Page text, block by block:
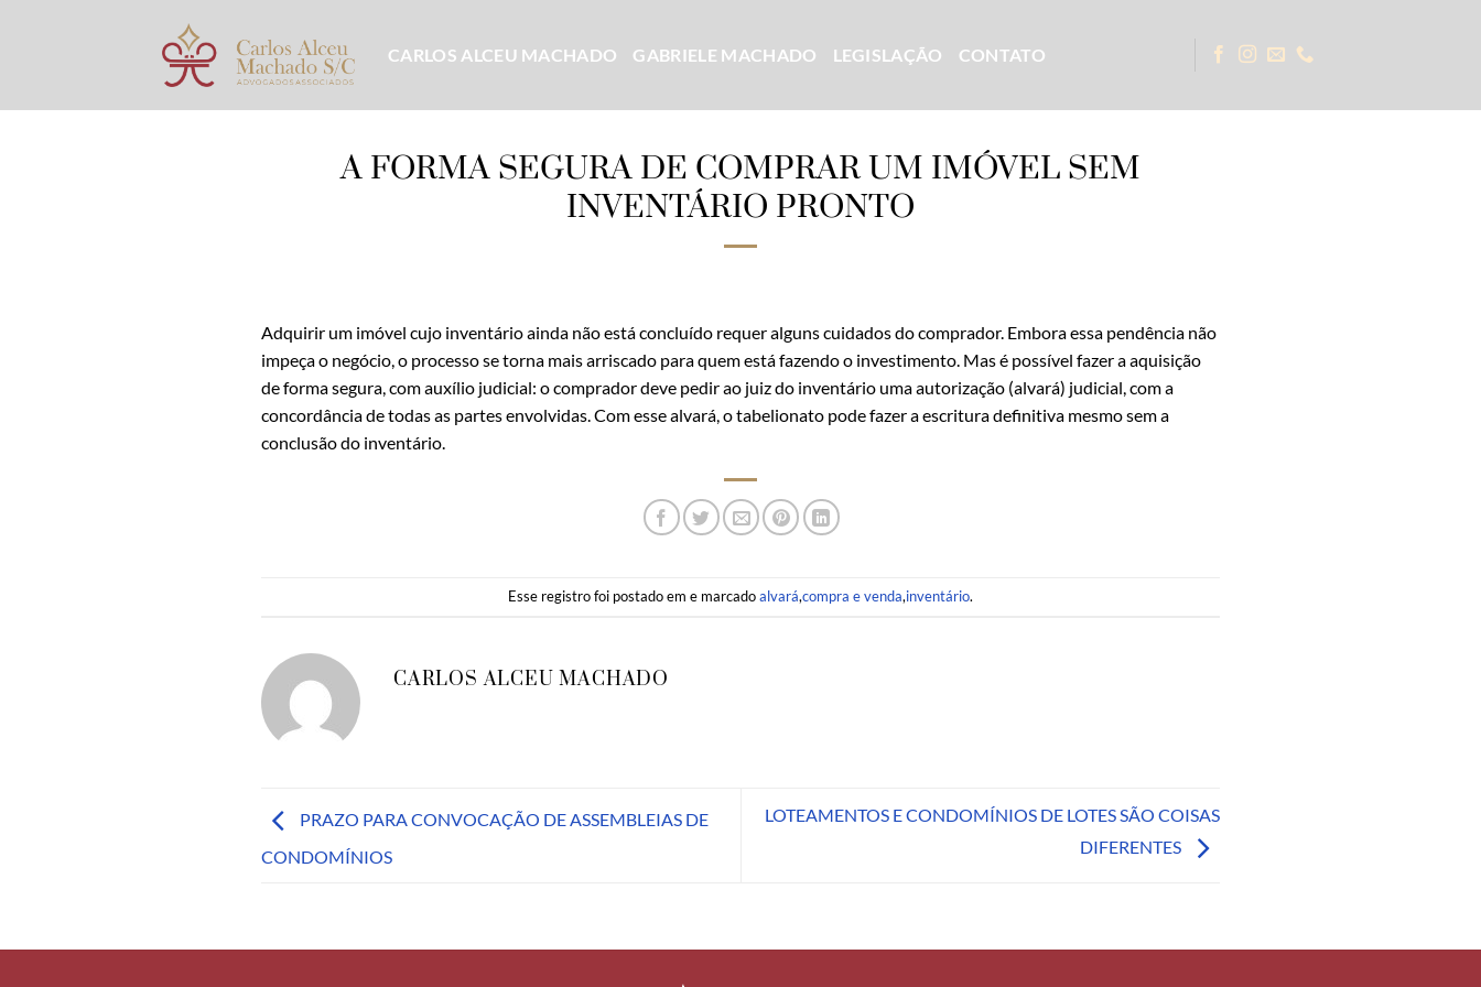
CARLOS ALCEU MACHADO GABRIELE MACHADO LEGISLAÇÃO CONTATO
A FORMA SEGURA DE COMPRAR UM IMÓVEL SEM
INVENTÁRIO PRONTO
Adquirir um imóvel cujo inventário ainda não está concluído requer alguns cuidados do comprador. Embora essa pendência não
impeça o negócio, o processo se torna mais arriscado para quem está fazendo o investimento. Mas é possível fazer a aquisição
de forma segura, com auxílio judicial: o comprador deve pedir ao juiz do inventário uma autorização (alvará) judicial, com a
concordância de todas as partes envolvidas. Com esse alvará, o tabelionato pode fazer a escritura definitiva mesmo sem a
conclusão do inventário.
Esse registro foi postado em e marcadoalvará,compra e venda,inventário.
CARLOS ALCEU MACHADO
PRAZO PARA CONVOCAÇÃO DE ASSEMBLEIAS DE
CONDOMÍNIOS
LOTEAMENTOS E CONDOMÍNIOS DE LOTES SÃO COISAS
DIFERENTES